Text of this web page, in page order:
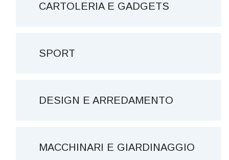
CARTOLERIA E GADGETS
SPORT
DESIGN E ARREDAMENTO
MACCHINARI E GIARDINAGGIO